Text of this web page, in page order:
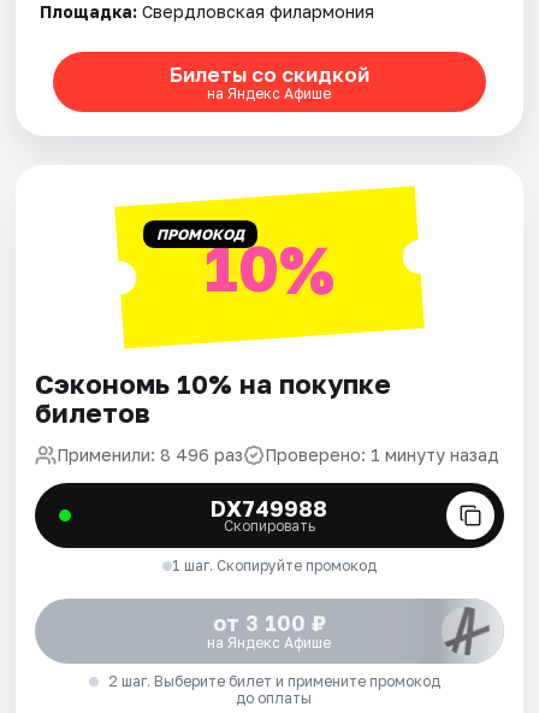
Площадка: Свердловская филармония
Билеты со скидкой
на Яндекс Афише
ПРОМОКОД10%
Сэкономь 10% на покупке
билетов
Применили: 8 496 раз Проверено: 1 минуту назад
DX749988
Скопировать
1 шаг. Скопируйте промокод
от 3 100 ₽
на Яндекс Афише
2 шаг. Выберите билет и примените промокод
до оплаты